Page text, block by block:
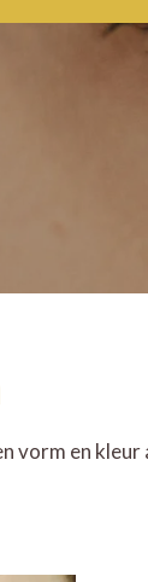
vorm en